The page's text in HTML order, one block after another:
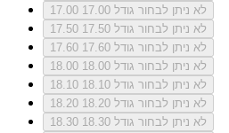
17.00
לא ניתן לבחור גודל 17.00
17.50
לא ניתן לבחור גודל 17.50
17.60
לא ניתן לבחור גודל 17.60
18.00
לא ניתן לבחור גודל 18.00
18.10
לא ניתן לבחור גודל 18.10
18.20
לא ניתן לבחור גודל 18.20
18.30
לא ניתן לבחור גודל 18.30